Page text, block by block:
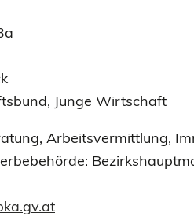
Junge Wirtschaft
Arbeitsvermittlung,